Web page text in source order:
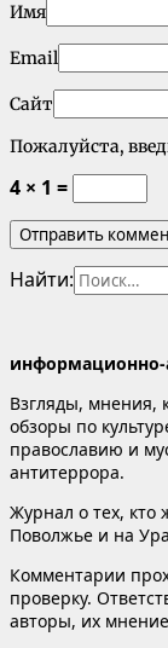
Имя
Email
Сайт
Пожалуйста,
4 × 1 =
Найти:
информационно-
Взгляды, мнения,
обзоры по
православию и
антитеррора.
Журнал о тех, кто
Поволжье и на
Комментарии
проверку.
авторы, их